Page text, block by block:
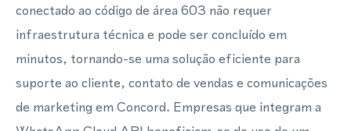
conectado ao código de área 603 não requer
infraestrutura técnica e pode ser concluído em
minutos, tornando-se uma solução eficiente para
suporte ao cliente, contato de vendas e comunicações
de marketing em Concord. Empresas que integram a